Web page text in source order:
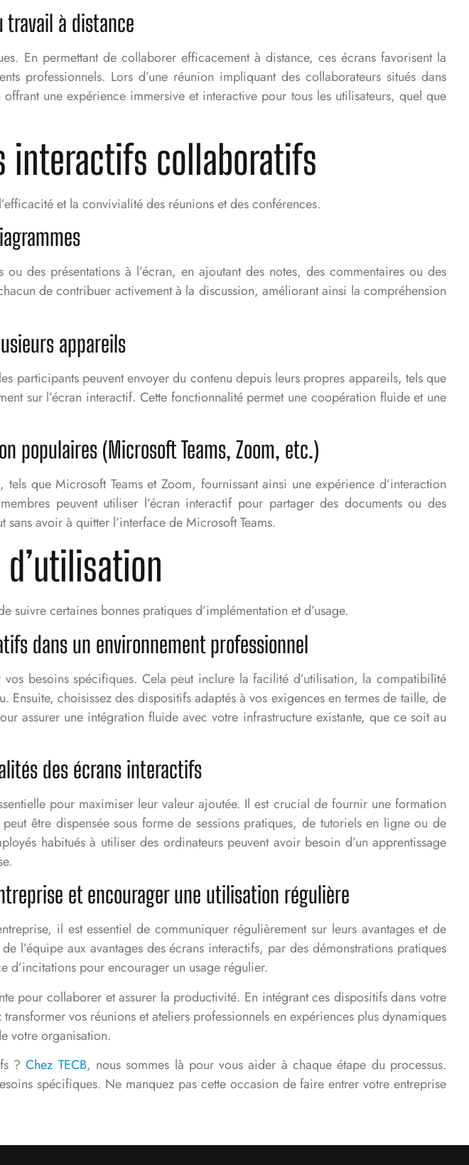
travail à distance
En permettant de collaborer efficacement à distance, ces écrans favorisent la
professionnels. Lors d’une réunion impliquant des collaborateurs situés dans
une expérience immersive et interactive pour tous les utilisateurs, quel que
interactifs collaboratifs
et la convivialité des réunions et des conférences.
des présentations à l’écran, en ajoutant des notes, des commentaires ou des
de contribuer activement à la discussion, améliorant ainsi la compréhension
appareils
participants peuvent envoyer du contenu depuis leurs propres appareils, tels que
sur l’écran interactif. Cette fonctionnalité permet une coopération fluide et une
populaires (Microsoft Teams, Zoom, etc.)
que Microsoft Teams et Zoom, fournissant ainsi une expérience d’interaction
peuvent utiliser l’écran interactif pour partager des documents ou des
avoir à quitter l’interface de Microsoft Teams.
suivre certaines bonnes pratiques d’implémentation et d’usage.
dans un environnement professionnel
besoins spécifiques. Cela peut inclure la facilité d’utilisation, la compatibilité
choisissez des dispositifs adaptés à vos exigences en termes de taille, de
assurer une intégration fluide avec votre infrastructure existante, que ce soit au
des écrans interactifs
pour maximiser leur valeur ajoutée. Il est crucial de fournir une formation
être dispensée sous forme de sessions pratiques, de tutoriels en ligne ou de
habitués à utiliser des ordinateurs peuvent avoir besoin d’un apprentissage
et encourager une utilisation régulière
il est essentiel de communiquer régulièrement sur leurs avantages et de
l’équipe aux avantages des écrans interactifs, par des démonstrations pratiques
pour encourager un usage régulier.
pour collaborer et assurer la productivité. En intégrant ces dispositifs dans votre
vos réunions et ateliers professionnels en expériences plus dynamiques
votre organisation.
?Chez TECB, nous sommes là pour vous aider à chaque étape du processus.
spécifiques. Ne manquez pas cette occasion de faire entrer votre entreprise